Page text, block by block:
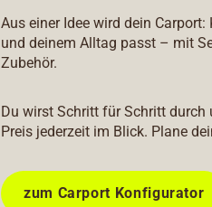
Aus einer Idee wird dein
und deinem Alltag passt – mit
Zubehör.
Du wirst Schritt für Schritt
Preis jederzeit im Blick. Plane
zum Carport Konfigurator